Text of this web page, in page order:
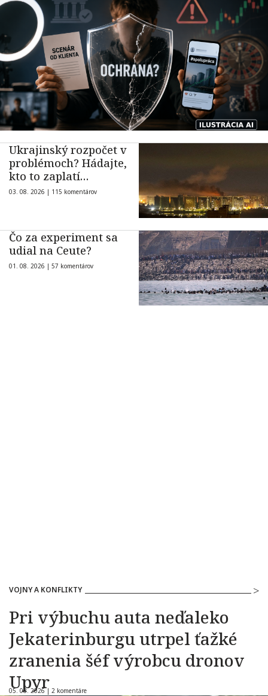
Ukrajinský rozpočet v
problémoch? Hádajte,
kto to zaplatí…
03. 08. 2026 | 115 komentárov
Čo za experiment sa
udial na Ceute?
01. 08. 2026 | 57 komentárov
VOJNY A KONFLIKTY
Pri výbuchu auta neďaleko
Jekaterinburgu utrpel ťažké
zranenia šéf výrobcu dronov
Upyr
05. 08. 2026 | 2 komentáre